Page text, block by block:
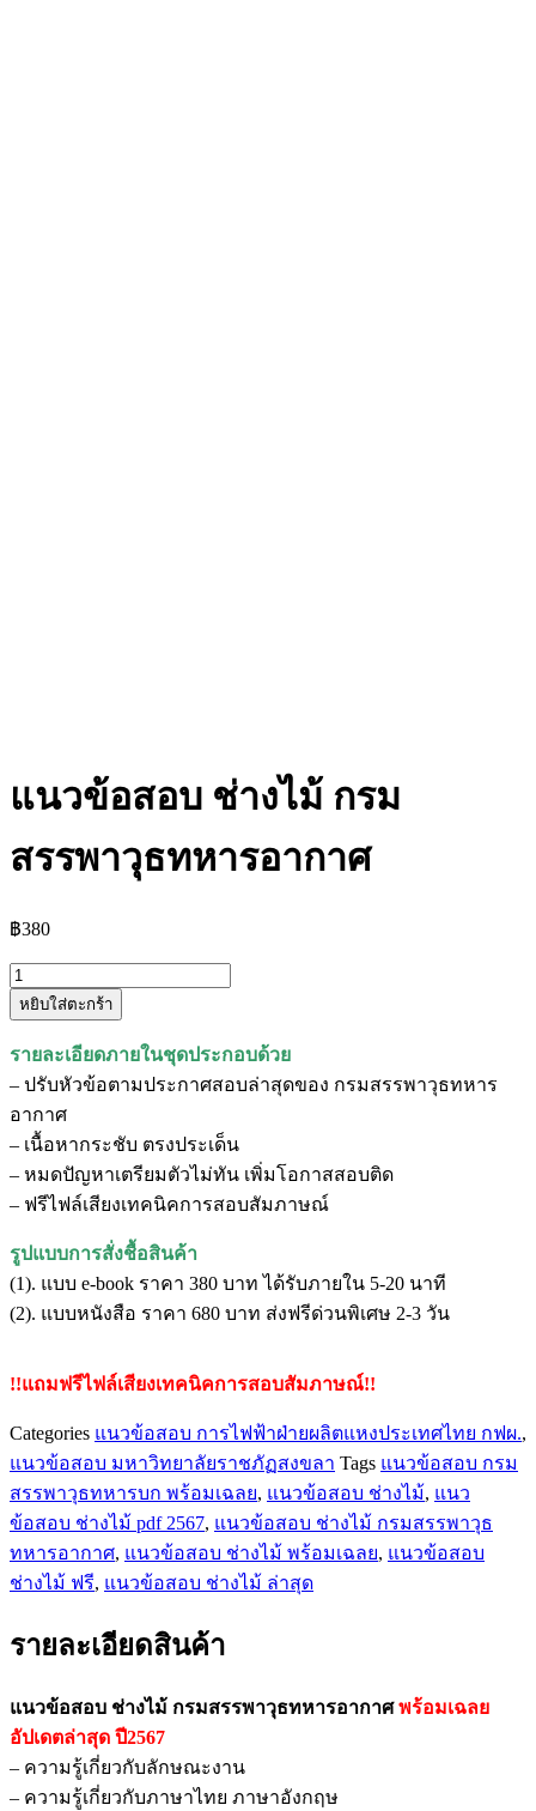
แนวข้อสอบ ช่างไม้ กรม
สรรพาวุธทหารอากาศ
฿380
จำนวน
แนว
ช่างไม้
กรม
สรรพาวุธ
ทหาร
อากาศ
ชิ้น
หยิบใส่ตะกร้า
รายละเอียดภายในชุดประกอบด้วย
– ปรับหัวข้อตามประกาศสอบล่าสุดของ กรมสรรพาวุธทหาร
อากาศ
– เนื้อหากระชับ ตรงประเด็น
– หมดปัญหาเตรียมตัวไม่ทัน เพิ่มโอกาสสอบติด
– ฟรีไฟล์เสียงเทคนิคการสอบสัมภาษณ์
รูปแบบการสั่งชื้อสินค้า
(1). แบบ e-book ราคา 380 บาท ได้รับภายใน 5-20 นาที
(2). แบบหนังสือ ราคา 680 บาท ส่งฟรีด่วนพิเศษ 2-3 วัน
!!แถมฟรีไฟล์เสียงเทคนิคการสอบสัมภาษณ์!!
Categories แนวข้อสอบ การไฟฟ้าฝ่ายผลิตแหงประเทศไทย กฟผ.,
แนวข้อสอบ มหาวิทยาลัยราชภัฏสงขลา Tags แนวข้อสอบ กรม
สรรพาวุธทหารบก พร้อมเฉลย, แนวข้อสอบ ช่างไม้, แนว
ข้อสอบ ช่างไม้ pdf 2567, แนวข้อสอบ ช่างไม้ กรมสรรพาวุธ
ทหารอากาศ, แนวข้อสอบ ช่างไม้ พร้อมเฉลย, แนวข้อสอบ
ช่างไม้ ฟรี, แนวข้อสอบ ช่างไม้ ล่าสุด
รายละเอียดสินค้า
แนวข้อสอบ ช่างไม้ กรมสรรพาวุธทหารอากาศพร้อมเฉลย
อัปเดตล่าสุด ปี2567
– ความรู้เกี่ยวกับลักษณะงาน
– ความรู้เกี่ยวกับภาษาไทย ภาษาอังกฤษ